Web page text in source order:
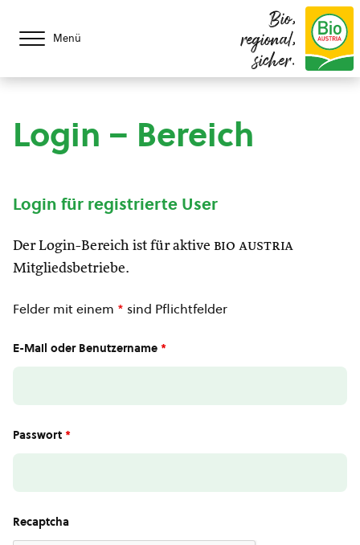
Menü
Bio,
regional,
sicher.
Login – Bereich
Login für registrierte User
Der Login-Bereich ist für aktive bio austria
Mitgliedsbetriebe.
Felder mit einem * sind Pflichtfelder
E-Mail oder Benutzername *
Passwort *
Recaptcha